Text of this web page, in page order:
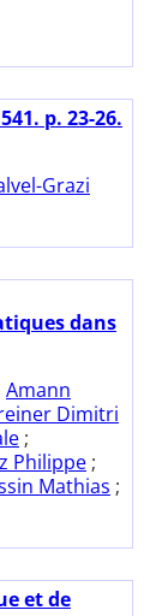
p. 23-26.
Grazi
dans
Amann
Dimitri
;
Philippe ;
Mathias ;
et de